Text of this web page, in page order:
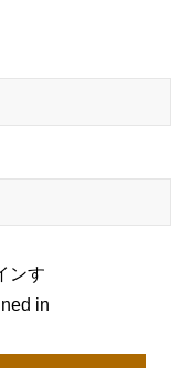
ンす
in